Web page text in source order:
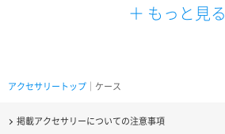
＋ もっと見る
アクセサリートップ ｜ケース
掲載アクセサリーについての注意事項